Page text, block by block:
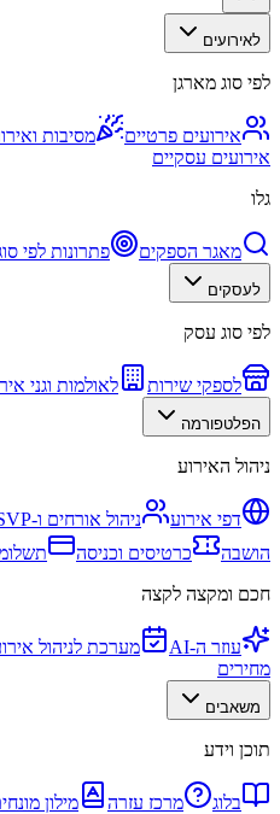
לאירועים
לפי סוג מארגן
אירועים פרטיים מסיבות
אירועים עסקיים
גלו
מאגר הספקים פתרונות לפי
לעסקים
לפי סוג עסק
לספקי שירות לאולמות וגני
הפלטפורמה
ניהול האירוע
דפי אירוע ניהול אורחים ו-RSVP
הושבה
כרטיסים וכניסה
חכם ומקצה לקצה
עוזר ה-AI
מערכת לניהול
מחירים
משאבים
תוכן וידע
בלוג מרכז עזרה
מילון